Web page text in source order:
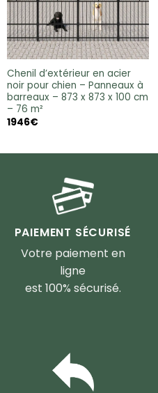
Chenil d’extérieur en acier
noir pour chien – Panneaux à
barreaux – 873 x 873 x 100 cm
– 76 m²
1946€
PAIEMENT SÉCURISÉ
Votre paiement en
ligne
est 100% sécurisé.